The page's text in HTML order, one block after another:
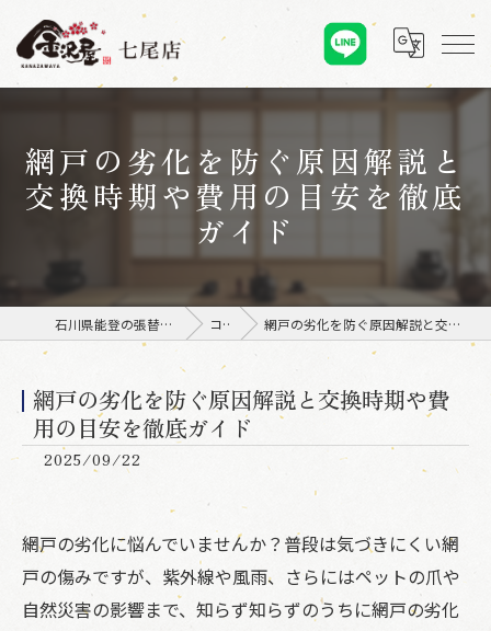
網戸の劣化を防ぐ原因解説と
交換時期や費用の目安を徹底
ガイド
石川県能登の張替えなら金沢屋 七尾店 コラム 網戸の劣化を防ぐ原因解説と交換時期や費用の目安を徹底ガイド
網戸の劣化を防ぐ原因解説と交換時期や費
用の目安を徹底ガイド
2025/09/22
網戸の劣化に悩んでいませんか？普段は気づきにくい網
戸の傷みですが、紫外線や風雨、さらにはペットの爪や
自然災害の影響まで、知らず知らずのうちに網戸の劣化